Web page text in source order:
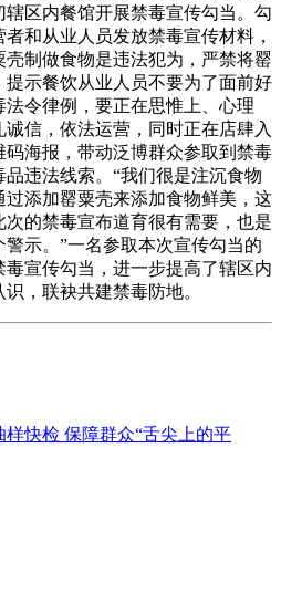
区内餐馆开展禁毒宣传勾当。勾
和从业人员发放禁毒宣传材料，
制做食物是违法犯为，严禁将罂
示餐饮从业人员不要为了面前好
令律例，要正在思惟上、心理
诚信，依法运营，同时正在店肆入
海报，带动泛博群众参取到禁毒
违法线索。“我们很是注沉食物
添加罂粟壳来添加食物鲜美，这
的禁毒宣布道育很有需要，也是
示。”一名参取本次宣传勾当的
宣传勾当，进一步提高了辖区内
，联袂共建禁毒防地。
快检 保障群众“舌尖上的平